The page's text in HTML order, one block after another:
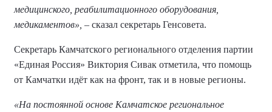
медицинского, реабилитационного оборудования,
медикаментов», – сказал секретарь Генсовета.
Секретарь Камчатского регионального отделения партии
«Единая Россия» Виктория Сивак отметила, что помощь
от Камчатки идёт как на фронт, так и в новые регионы.
«На постоянной основе Камчатское региональное